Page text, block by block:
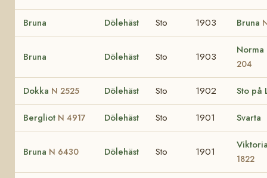
Bruna Dölehäst Sto 1903 Bruna
Bruna Dölehäst Sto 1903
Norma
204
Dokka N 2525 Dölehäst Sto 1902 Sto på
Bergliot N 4917 Dölehäst Sto 1901 Svarta
Bruna N 6430 Dölehäst Sto 1901
1822